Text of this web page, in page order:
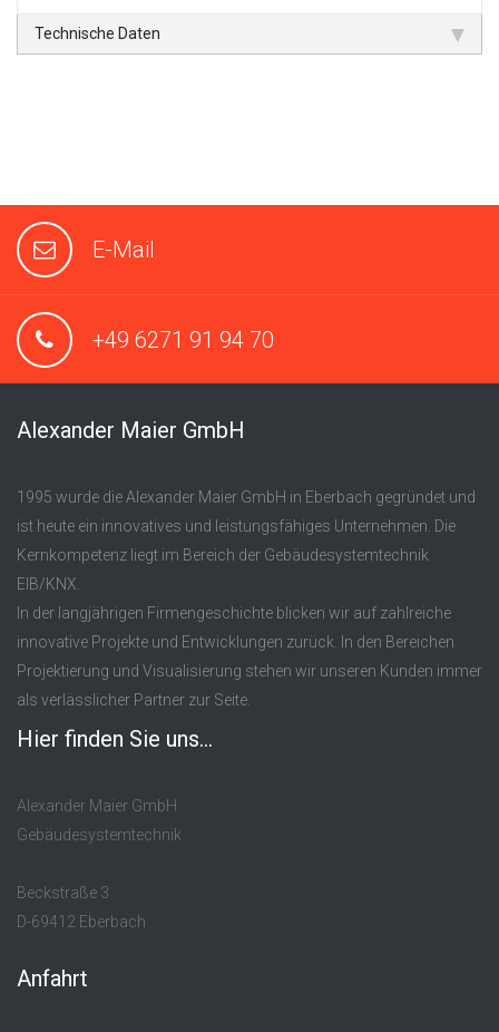
Technische Daten
E-Mail
+49 6271 91 94 70
Alexander Maier GmbH
1995 wurde die Alexander Maier GmbH in Eberbach gegründet und
ist heute ein innovatives und leistungsfähiges Unternehmen. Die
Kernkompetenz liegt im Bereich der Gebäudesystemtechnik
EIB/KNX.
In der langjährigen Firmengeschichte blicken wir auf zahlreiche
innovative Projekte und Entwicklungen zurück. In den Bereichen
Projektierung und Visualisierung stehen wir unseren Kunden immer
als verlässlicher Partner zur Seite.
Hier finden Sie uns...
Alexander Maier GmbH
Gebäudesystemtechnik
Beckstraße 3
D-69412 Eberbach
Anfahrt